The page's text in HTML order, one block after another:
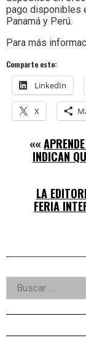
pago disponibles
Panamá y Perú.
Para más
Comparte esto:
LinkedIn
X
««
INDICAN
LA
FERIA
Right
Asides
Buscar: